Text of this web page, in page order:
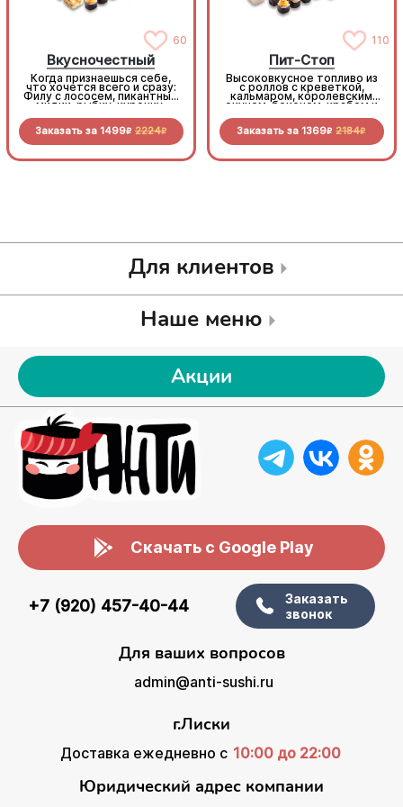
60
Вкусночестный
Когда признаешься себе,
что хочется всего и сразу:
Филу с лососем, пикантные
мидии, рыбку, курочку,
Честно, вкусно, по очень
выгодной цене
Заказать за 1499R 2224R
110
Пит-Стоп
Высоковкусное топливо из
с роллов с креветкой,
кальмаром, королевским
окунем, беконом, крабом и
Заправься до полного!
Заказать за 1369R 2184R
Для клиентов
Наше меню
Акции
Скачать с Google Play
+7 (920) 457-40-44
Заказать
звонок
Для ваших вопросов
admin@anti-sushi.ru
г.Лиски
Доставка ежедневно с 10:00 до 22:00
Юридический адрес компании